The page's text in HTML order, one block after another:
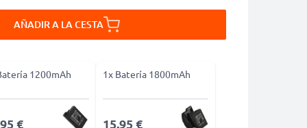
AÑADIR A LA CESTA
1200mAh
€
1x Batería 1800mAh
15,95 €